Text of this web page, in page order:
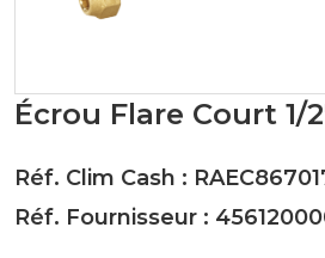
Écrou Flare Court 1/
Réf. Clim Cash :
Réf. Fournisseur :